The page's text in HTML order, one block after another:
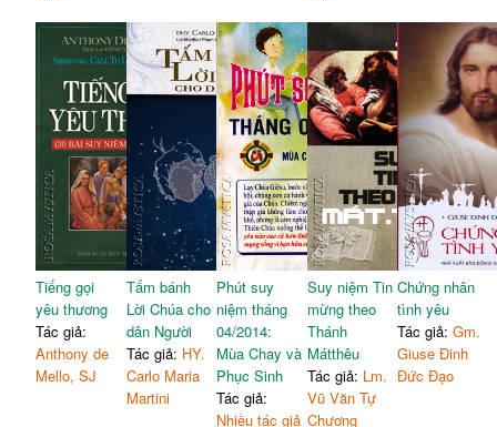
Tiếng gọi
yêu thương
Tác giả:
Anthony de
Mello, SJ
Tấm bánh
Lời Chúa cho
dân Người
Tác giả: HY.
Carlo Maria
Martini
Phút suy
niệm tháng
04/2014:
Mùa Chay và
Phục Sinh
Tác giả:
Nhiều tác giả
Suy niệm Tin
mừng theo
Thánh
Mátthêu
Tác giả: Lm.
Vũ Văn Tự
Chương
Chứng nhân
tình yêu
Tác giả:Gm.
Giuse Đinh
Đức Đạo